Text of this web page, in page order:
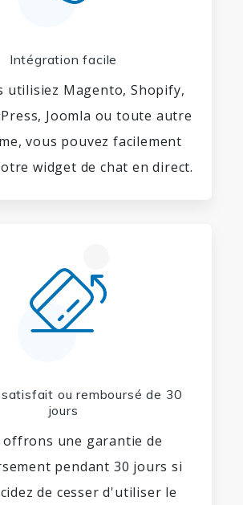
Intégration facile
utilisiez Magento, Shopify,
Joomla ou toute autre
vous pouvez facilement
widget de chat en direct.
ou remboursé de 30
jours
offrons une garantie de
pendant 30 jours si
de cesser d'utiliser le